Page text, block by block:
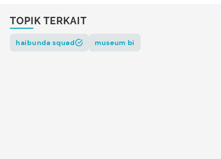
TOPIK TERKAIT
haibunda squad museum bi